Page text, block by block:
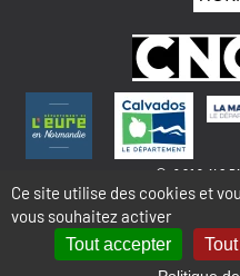
© 2018
MENTIONS LÉGALES - COOKIES
Ce site utilise des cookies et
vous souhaitez activer
Tout accepter